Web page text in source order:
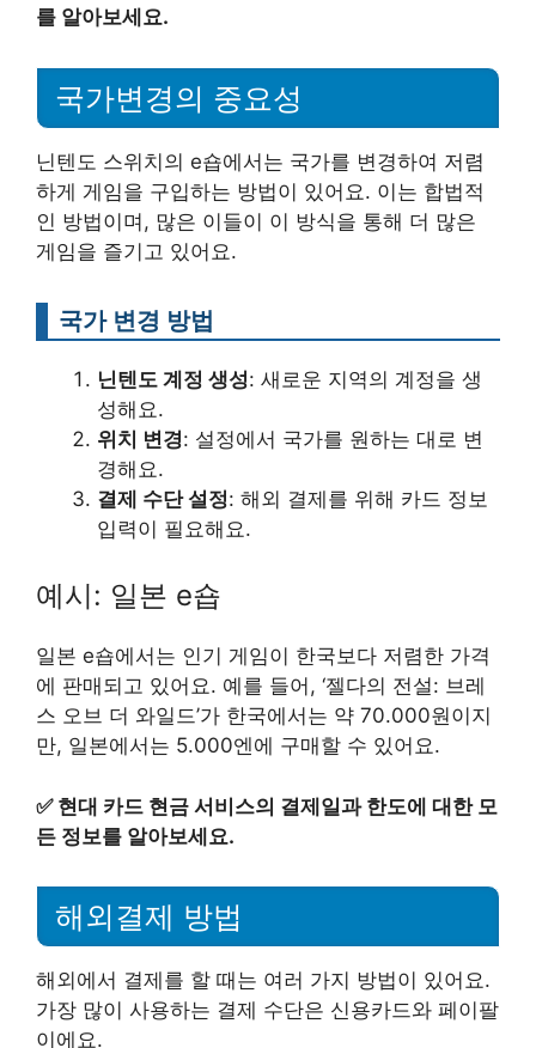
를 알아보세요.
국가변경의 중요성
닌텐도 스위치의 e숍에서는 국가를 변경하여 저렴
하게 게임을 구입하는 방법이 있어요. 이는 합법적
인 방법이며, 많은 이들이 이 방식을 통해 더 많은
게임을 즐기고 있어요.
국가 변경 방법
닌텐도 계정 생성: 새로운 지역의 계정을 생
성해요.
위치 변경: 설정에서 국가를 원하는 대로 변
경해요.
결제 수단 설정: 해외 결제를 위해 카드 정보
입력이 필요해요.
예시: 일본 e숍
일본 e숍에서는 인기 게임이 한국보다 저렴한 가격
에 판매되고 있어요. 예를 들어, ‘젤다의 전설: 브레
스 오브 더 와일드’가 한국에서는 약 70.000원이지
만, 일본에서는 5.000엔에 구매할 수 있어요.
✅ 현대 카드 현금 서비스의 결제일과 한도에 대한 모
든 정보를 알아보세요.
해외결제 방법
해외에서 결제를 할 때는 여러 가지 방법이 있어요.
가장 많이 사용하는 결제 수단은 신용카드와 페이팔
이에요.